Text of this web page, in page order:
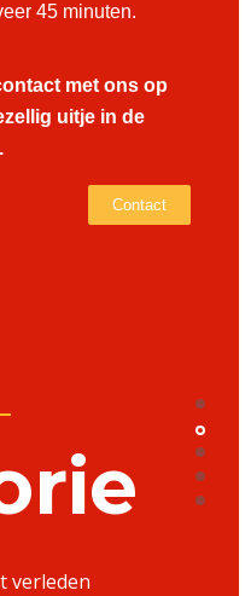
45 minuten.
met ons op
uitje in de
Contact
verleden